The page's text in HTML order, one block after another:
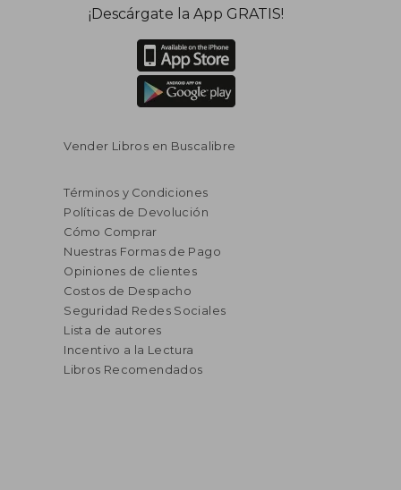
¡Descárgate la App GRATIS!
Vender Libros en Buscalibre
Términos y Condiciones
Políticas de Devolución
Cómo Comprar
Nuestras Formas de Pago
Opiniones de clientes
Costos de Despacho
Seguridad Redes Sociales
Lista de autores
Incentivo a la Lectura
Libros Recomendados